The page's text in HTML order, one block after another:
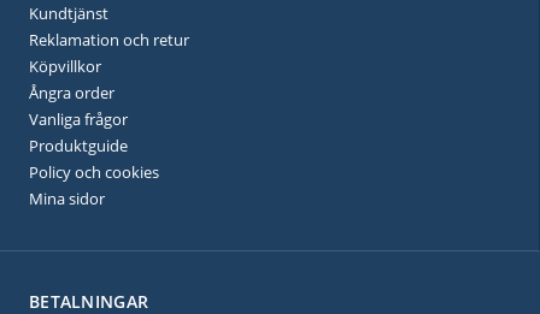
BETALNINGAR
Kundtjänst
Reklamation och retur
Köpvillkor
Ångra order
Vanliga frågor
Produktguide
Policy och cookies
Mina sidor